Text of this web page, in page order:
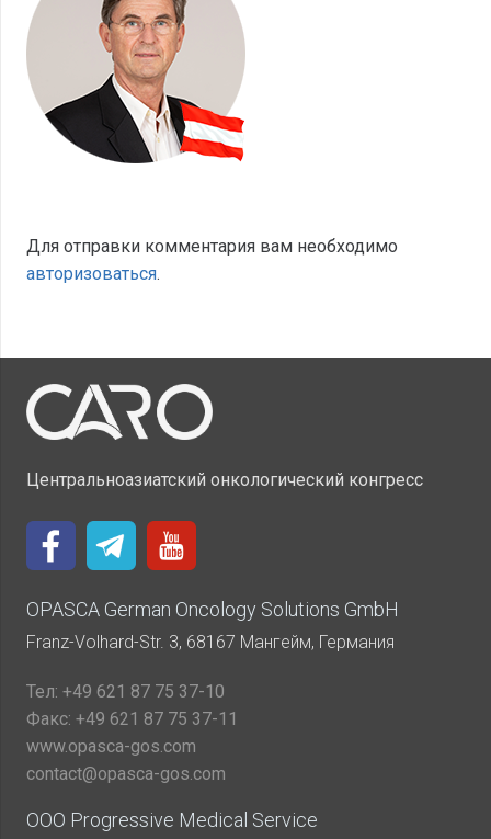
Для отправки комментария вам необходимо
авторизоваться.
Центральноазиатский онкологический конгресс
OPASCA German Oncology Solutions GmbH
Franz-Volhard-Str. 3, 68167 Мангейм, Германия
Тел: +49 621 87 75 37-10
Факс: +49 621 87 75 37-11
www.opasca-gos.com
contact@opasca-gos.com
ООО Progressive Medical Service